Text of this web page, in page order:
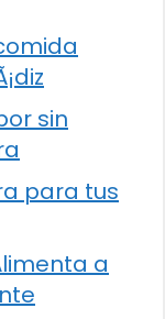
sin
para tus
a